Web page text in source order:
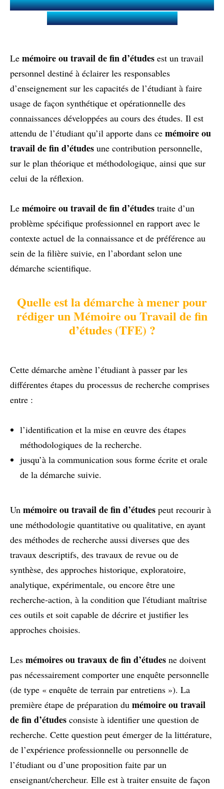
Qu’est-ce qu’un Mémoire ou Travail
de fin d'études (TFE) ?
Le mémoire ou travail de fin d’études est un travail
personnel destiné à éclairer les responsables
d’enseignement sur les capacités de l’étudiant à faire
usage de façon synthétique et opérationnelle des
connaissances développées au cours des études. Il est
attendu de l’étudiant qu’il apporte dans ce mémoire ou
travail de fin d’études une contribution personnelle,
sur le plan théorique et méthodologique, ainsi que sur
celui de la réflexion.
Le mémoire ou travail de fin d’études traite d’un
problème spécifique professionnel en rapport avec le
contexte actuel de la connaissance et de préférence au
sein de la filière suivie, en l’abordant selon une
démarche scientifique.
Quelle est la démarche à mener pour
rédiger un Mémoire ou Travail de fin
d’études (TFE) ?
Cette démarche amène l’étudiant à passer par les
différentes étapes du processus de recherche comprises
entre :
l’identification et la mise en œuvre des étapes
méthodologiques de la recherche.
jusqu’à la communication sous forme écrite et orale
de la démarche suivie.
Un mémoire ou travail de fin d’études peut recourir à
une méthodologie quantitative ou qualitative, en ayant
des méthodes de recherche aussi diverses que des
travaux descriptifs, des travaux de revue ou de
synthèse, des approches historique, exploratoire,
analytique, expérimentale, ou encore être une
recherche-action, à la condition que l'étudiant maîtrise
ces outils et soit capable de décrire et justifier les
approches choisies.
Les mémoires ou travaux de fin d’études ne doivent
pas nécessairement comporter une enquête personnelle
(de type « enquête de terrain par entretiens »). La
première étape de préparation du mémoire ou travail
de fin d’études consiste à identifier une question de
recherche. Cette question peut émerger de la littérature,
de l’expérience professionnelle ou personnelle de
l’étudiant ou d’une proposition faite par un
enseignant/chercheur. Elle est à traiter ensuite de façon